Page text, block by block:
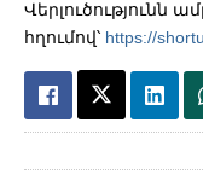
Վերլուծությունն
հղումով՝ https://